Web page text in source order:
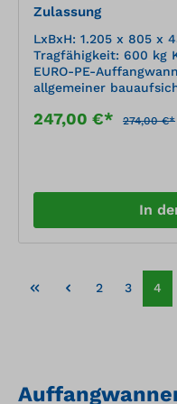
Zulassung
LxBxH: 1.205 x 805 x
Tragfähigkeit: 600 kg
EURO-PE-
allgemeiner
(DIBt) geeignet zur
247,00 €* 274,00 €*
In
2 3 4